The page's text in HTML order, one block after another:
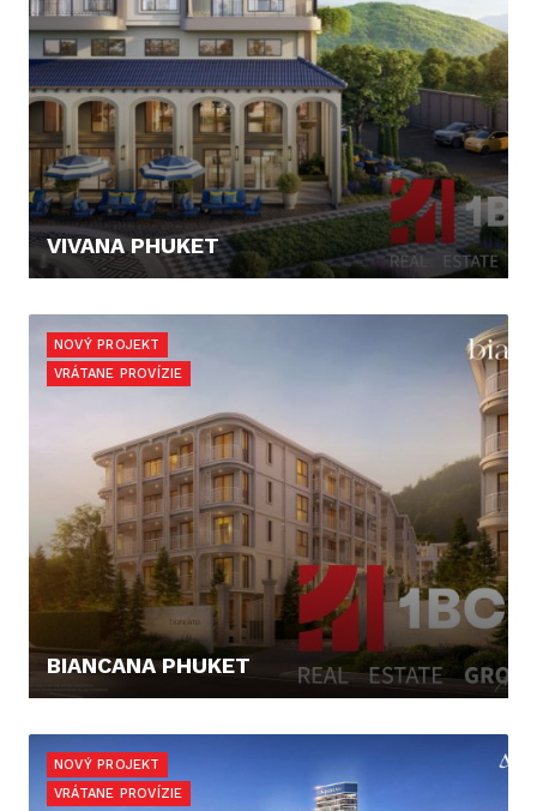
VIVANA PHUKET
NOVÝ PROJEKT
VRÁTANE PROVÍZIE
BIANCANA PHUKET
NOVÝ PROJEKT
VRÁTANE PROVÍZIE